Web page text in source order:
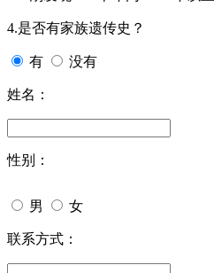
4.是否有家族遗传史？
有 没有
姓名：
性别：
男 女
联系方式：